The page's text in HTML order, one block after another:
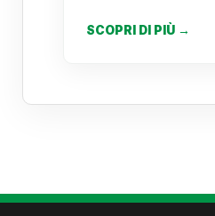
SCOPRI DI PIÙ →